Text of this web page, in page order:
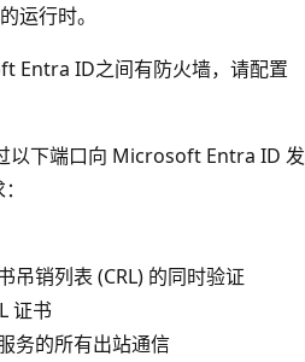
运行时。
Entra ID之间有防火墙，请配置
以下端口向 Microsoft Entra ID 发
吊销列表 (CRL) 的同时验证
证书
务的所有出站通信